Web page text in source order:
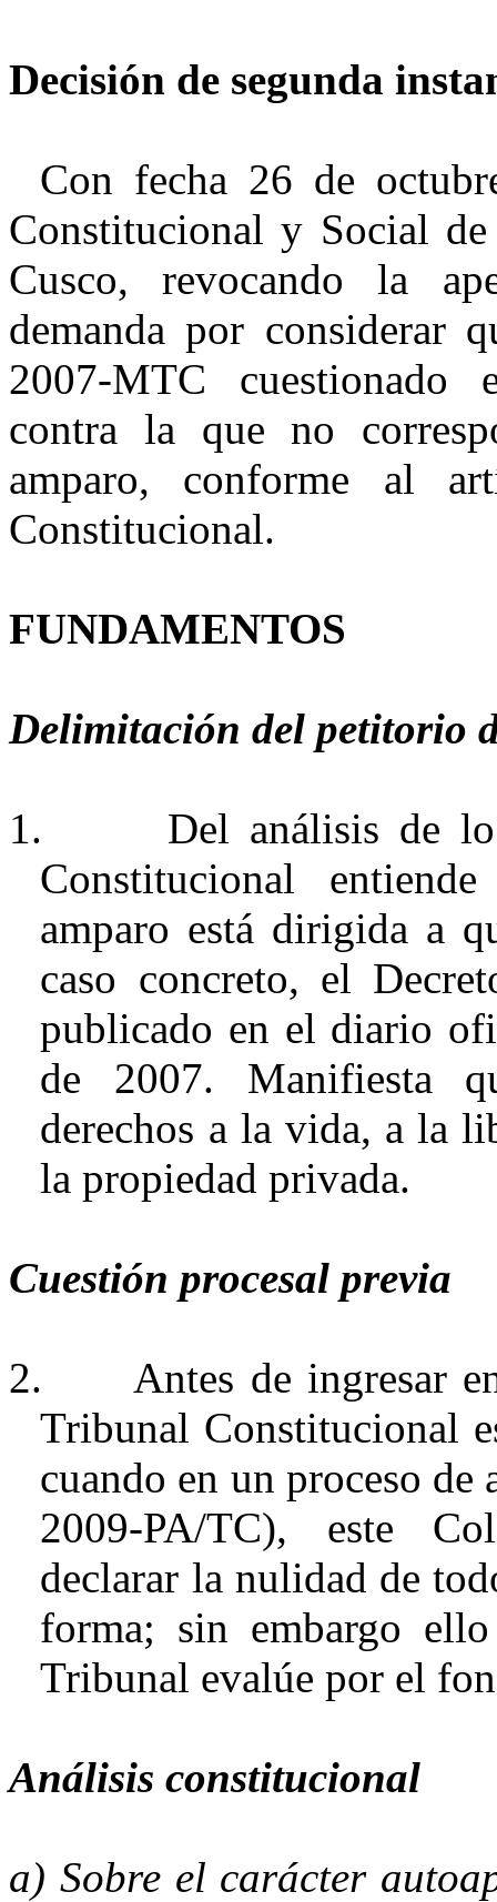
Decisión de segunda
Con fecha 26 de
Constitucional y Social
Cusco, revocando la
demanda por considerar
2007-MTC
contra la que no
amparo, conforme al
Constitucional.
FUNDAMENTOS
Delimitación del petitorio
1.
Del análisis de
Constitucional
amparo está dirigida a
caso concreto, el
publicado en el diario
de 2007. Manifiesta
derechos a la vida, a la
la propiedad privada.
Cuestión procesal previa
2.
Antes de ingresar
Tribunal Constitucional
cuando en un proceso de
2009-PA/TC), este
declarar la nulidad de
forma; sin embargo
Tribunal evalúe por el
Análisis constitucional
a) Sobre el carácter